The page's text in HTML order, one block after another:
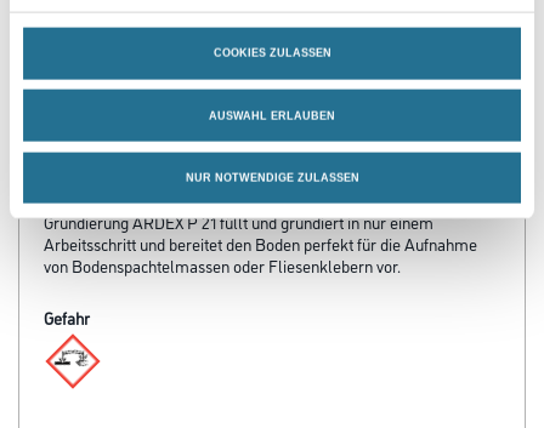
COOKIES ZULASSEN
AUSWAHL ERLAUBEN
NUR NOTWENDIGE ZULASSEN
- Überarbeitbar nach 60 Minuten
- Schichtdicke in der Fläche bis 5 mm, Löcher bis 20 mm
- Flüssigkomponente im Ardex P 21 füllt und grundiert in nur
Aufnahme von Bodenspachtelmassen oder Fliesenklebern vor
Eine Sorge weniger auf der Baustelle, denn die neue Füllende
Grundierung ARDEX P 21 füllt und grundiert in nur einem
Arbeitsschritt und bereitet den Boden perfekt für die Aufnahme
von Bodenspachtelmassen oder Fliesenklebern vor.
Gefahr